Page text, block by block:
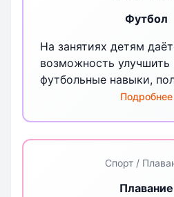
Футбол
На занятиях детям
возможность улучшить
футбольные навыки,
удовольствие от
футбола: уважение к
Подробнее
Спорт /
Плавание